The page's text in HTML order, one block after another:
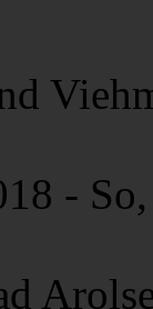
-